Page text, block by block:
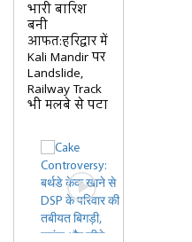
भारी बारिश
बनी
आफत:हरिद्वार में
Kali Mandir पर
Landslide,
Railway Track
भी मलबे से पटा